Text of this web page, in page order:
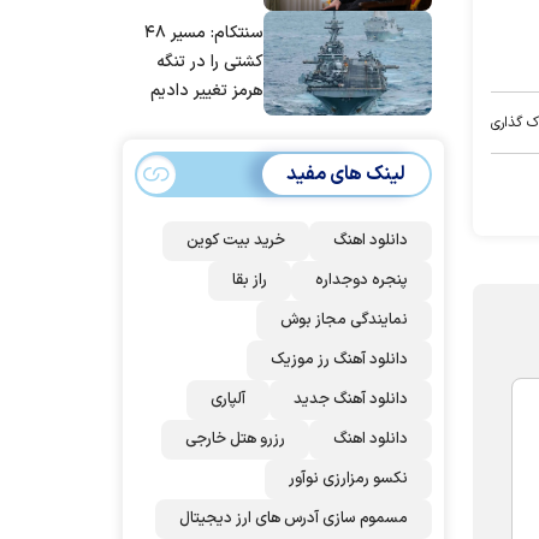
گذاری
مردم ایران استسنتکام: مسیر ۴۸
کشتی را در تنگه
هرمز تغییر دادیم
لینک های مفید
دانلود اهنگ
خرید بیت کوین
پنجره دوجداره
راز بقا
نمایندگی مجاز بوش
دانلود آهنگ رز‌ موزیک
دانلود آهنگ جدید
آلپاری
دانلود اهنگ
رزرو هتل خارجی
نکسو رمزارزی نوآور
مسموم سازی آدرس های ارز دیجیتال